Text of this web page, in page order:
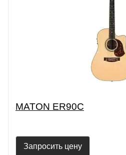
MATON ER90C
Запросить цену